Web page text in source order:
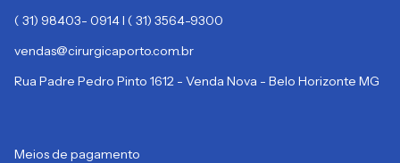
( 31) 98403- 0914 I ( 31) 3564-9300
vendas@cirurgicaporto.com.br
Rua Padre Pedro Pinto 1612 - Venda Nova - Belo Horizonte MG
Meios de pagamento